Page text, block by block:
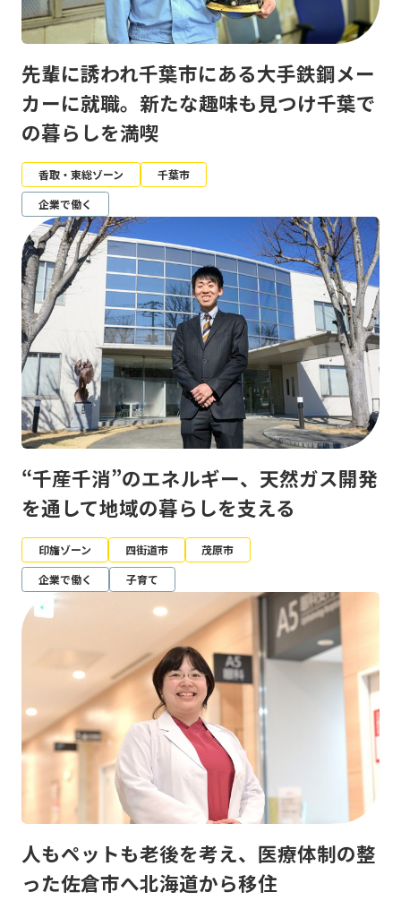
先輩に誘われ千葉市にある大手鉄鋼メー
カーに就職。新たな趣味も見つけ千葉で
の暮らしを満喫
香取・東総ゾーン
千葉市
企業で働く
“千産千消”のエネルギー、天然ガス開発
を通して地域の暮らしを支える
印旛ゾーン 四街道市
茂原市
企業で働く
子育て
人もペットも老後を考え、医療体制の整
った佐倉市へ北海道から移住